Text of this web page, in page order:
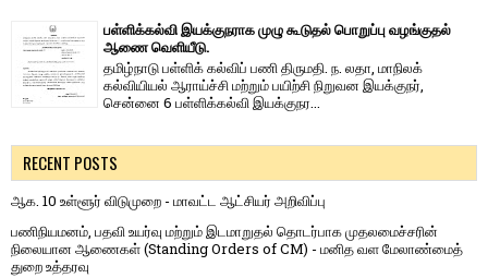
பள்ளிக்கல்வி இயக்குநராக முழு கூடுதல் பொறுப்பு வழங்குதல்
ஆணை வெளியீடு.
தமிழ்நாடு பள்ளிக் கல்விப் பணி திருமதி. ந. லதா, மாநிலக்
கல்வியியல் ஆராய்ச்சி மற்றும் பயிற்சி நிறுவன இயக்குநர்,
சென்னை 6 பள்ளிக்கல்வி இயக்குநர...
RECENT POSTS
ஆக. 10 உள்ளூர் விடுமுறை - மாவட்ட ஆட்சியர் அறிவிப்பு
பணிநியமனம், பதவி உயர்வு மற்றும் இடமாறுதல் தொடர்பாக முதலமைச்சரின்
நிலையான ஆணைகள் (Standing Orders of CM) - மனித வள மேலாண்மைத்
துறை உத்தரவு